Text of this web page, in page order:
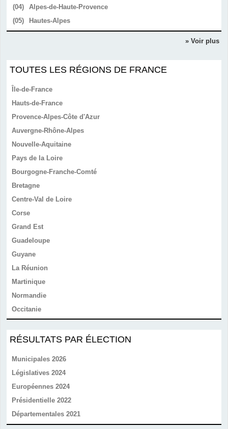
(04)
Alpes-de-Haute-Provence
(05)
Hautes-Alpes
» Voir plus
TOUTES LES RÉGIONS DE FRANCE
Île-de-France
Hauts-de-France
Provence-Alpes-Côte d'Azur
Auvergne-Rhône-Alpes
Nouvelle-Aquitaine
Pays de la Loire
Bourgogne-Franche-Comté
Bretagne
Centre-Val de Loire
Corse
Grand Est
Guadeloupe
Guyane
La Réunion
Martinique
Normandie
Occitanie
RÉSULTATS PAR ÉLECTION
Municipales 2026
Législatives 2024
Européennes 2024
Présidentielle 2022
Départementales 2021